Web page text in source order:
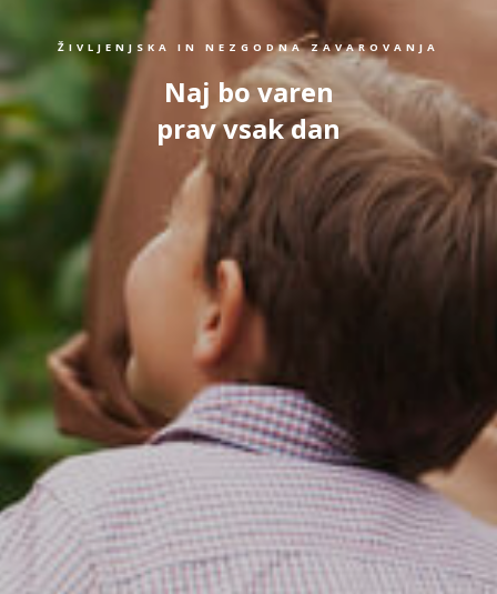
ŽIVLJENJSKA IN NEZGODNA ZAVAROVANJA
Naj bo varen
prav vsak dan